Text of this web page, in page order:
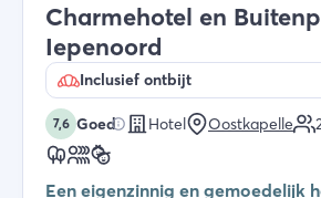
Charmehotel en
Iepenoord
Inclusief ontbijt
7,6 Goed Hotel Oostkapelle
Een eigenzinnig en gemoedelijk